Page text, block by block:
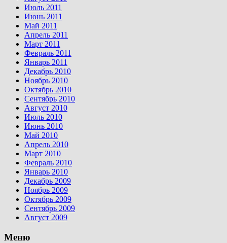
Июль 2011
Июнь 2011
Май 2011
Апрель 2011
Март 2011
Февраль 2011
Январь 2011
Декабрь 2010
Ноябрь 2010
Октябрь 2010
Сентябрь 2010
Август 2010
Июль 2010
Июнь 2010
Май 2010
Апрель 2010
Март 2010
Февраль 2010
Январь 2010
Декабрь 2009
Ноябрь 2009
Октябрь 2009
Сентябрь 2009
Август 2009
Меню